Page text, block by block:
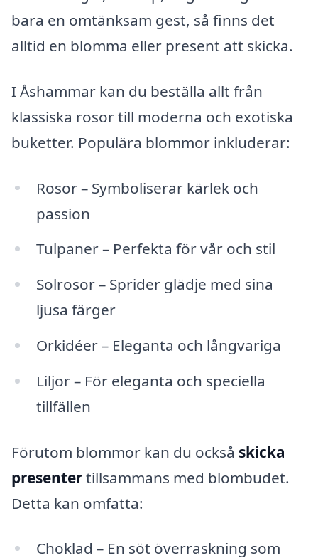
bara en omtänksam gest, så finns det
alltid en blomma eller present att skicka.
I Åshammar kan du beställa allt från
klassiska rosor till moderna och exotiska
buketter. Populära blommor inkluderar:
Rosor – Symboliserar kärlek och
passion
Tulpaner – Perfekta för vår och stil
Solrosor – Sprider glädje med sina
ljusa färger
Orkidéer – Eleganta och långvariga
Liljor – För eleganta och speciella
tillfällen
Förutom blommor kan du också skicka
presentertillsammans med blombudet.
Detta kan omfatta:
Choklad – En söt överraskning som